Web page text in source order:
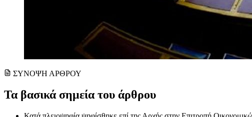
ΣΥΝΟΨΗ ΑΡΘΡΟΥ
Τα βασικά σημεία του άρθρου